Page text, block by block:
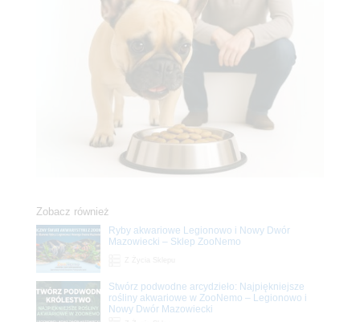
Zobacz również
Ryby akwariowe Legionowo i Nowy Dwór
Mazowiecki – Sklep ZooNemo
Stwórz podwodne arcydzieło: Najpiękniejsze
rośliny akwariowe w ZooNemo – Legionowo i
Nowy Dwór Mazowiecki